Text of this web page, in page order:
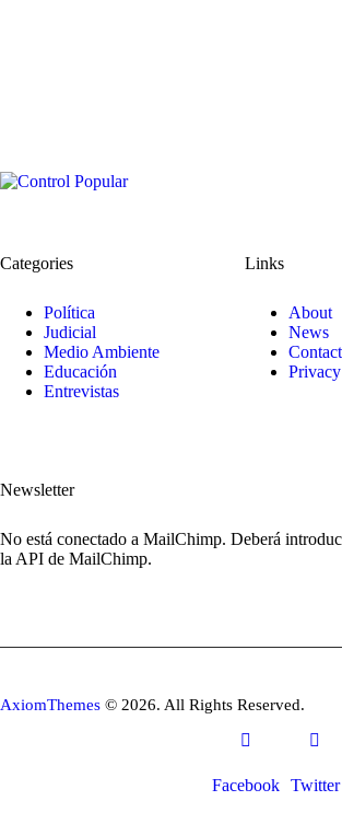
Categories
Política
Judicial
Medio Ambiente
Educación
Entrevistas
Links
About
News
Privacy
Newsletter
No está conectado a MailChimp. Deberá
la API de MailChimp.
AxiomThemes © 2026. All Rights Reserved.
Facebook Twitter